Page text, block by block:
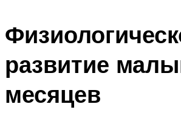
развитие
месяцев